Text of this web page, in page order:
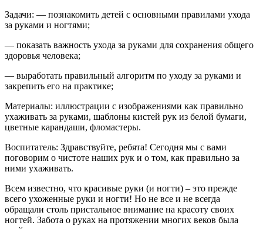
Задачи: — познакомить детей с основными правилами ухода
за руками и ногтями;
— показать важность ухода за руками для сохранения общего
здоровья человека;
— выработать правильный алгоритм по уходу за руками и
закрепить его на практике;
Материалы: иллюстрации с изображениями как правильно
ухаживать за руками, шаблоны кистей рук из белой бумаги,
цветные карандаши, фломастеры.
Воспитатель: Здравствуйте, ребята! Сегодня мы с вами
поговорим о чистоте наших рук и о том, как правильно за
ними ухаживать.
Всем известно, что красивые руки (и ногти) – это прежде
всего ухоженные руки и ногти! Но не все и не всегда
обращали столь пристальное внимание на красоту своих
ногтей. Забота о руках на протяжении многих веков была